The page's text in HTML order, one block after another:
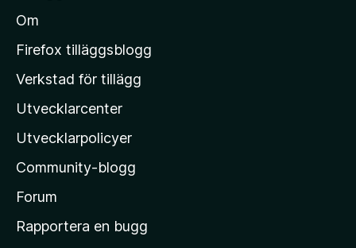
l
M
z
i
l
a
s
h
Om
Firefox tilläggsblogg
Verkstad för tillägg
Utvecklarcenter
Utvecklarpolicyer
Community-blogg
Forum
Rapportera en bugg